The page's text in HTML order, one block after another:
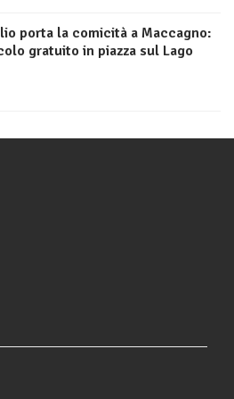
porta la comicità a Maccagno:
gratuito in piazza sul Lago